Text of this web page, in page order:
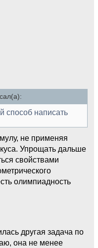
способ написать
не применяя
Упрощать дальше
свойствами
олимпиадность
другая задача по
она не менее